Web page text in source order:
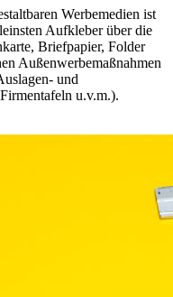
Werbemedien ist
Aufkleber über die
Briefpapier, Folder
Außenwerbemaßnahmen
und
u.v.m.).